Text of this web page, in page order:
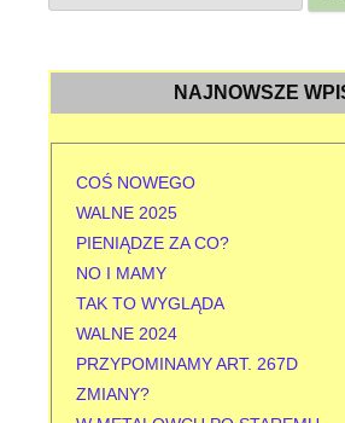
z
k
NAJNOWSZE
COŚ NOWEGO
WALNE 2025
PIENIĄDZE ZA CO?
NO I MAMY
TAK TO WYGLĄDA
WALNE 2024
PRZYPOMINAMY ART. 267D
ZMIANY?